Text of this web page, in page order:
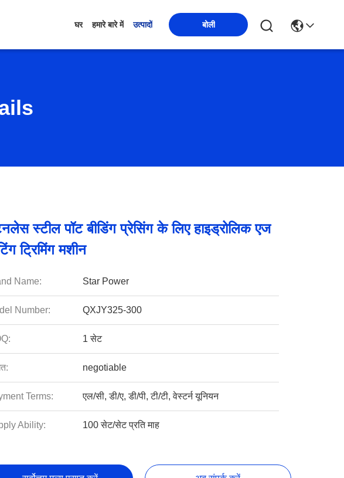
घर हमारे बारे में उत्पादों बोली
स्टील पॉट बीडिंग प्रेसिंग के लिए हाइड्रोलिक एज
ट्रिमिंग मशीन
Name: Star Power
Number: QXJY325-300
1 सेट
negotiable
Terms: एल/सी, डी/ए, डी/पी, टी/टी, वेस्टर्न यूनियन
Ability: 100 सेट/सेट प्रति माह